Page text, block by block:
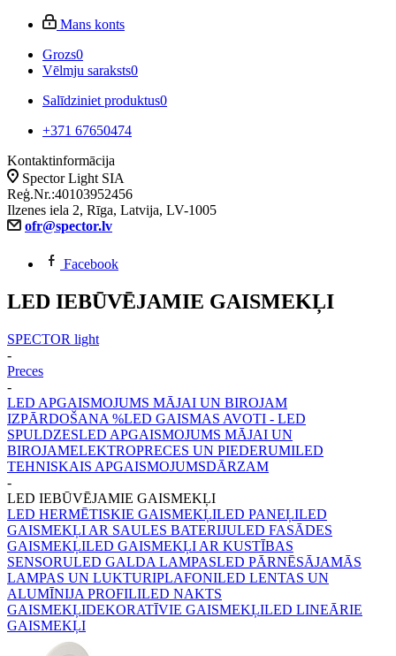
Mans konts
Grozs0
Vēlmju saraksts0
Salīdziniet produktus0
+371 67650474
Kontaktinformācija
Spector Light SIA
Reģ.Nr.:40103952456
Ilzenes iela 2, Rīga, Latvija, LV-1005
ofr@spector.lv
Facebook
LED IEBŪVĒJAMIE GAISMEKĻI
SPECTOR light
-
Preces
-
LED APGAISMOJUMS MĀJAI UN BIROJAM
IZPĀRDOŠANA %LED GAISMAS AVOTI - LED
SPULDZESLED APGAISMOJUMS MĀJAI UN
BIROJAMELEKTROPRECES UN PIEDERUMILED
TEHNISKAIS APGAISMOJUMSDĀRZAM
-
LED IEBŪVĒJAMIE GAISMEKĻI
LED HERMĒTISKIE GAISMEKĻILED PANEĻILED
GAISMEKĻI AR SAULES BATERIJULED FASĀDES
GAISMEKĻILED GAISMEKĻI AR KUSTĪBAS
SENSORULED GALDA LAMPASLED PĀRNĒSĀJAMĀS
LAMPAS UN LUKTURIPLAFONILED LENTAS UN
ALUMĪNIJA PROFILILED NAKTS
GAISMEKĻIDEKORATĪVIE GAISMEKĻILED LINEĀRIE
GAISMEKĻI